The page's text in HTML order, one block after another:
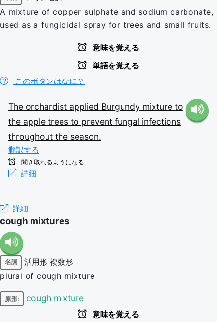
A mixture of copper sulphate and sodium carbonate,
used as a fungicidal spray for trees and small fruits.
意味を覚える
単語を覚える
このボタンはなに？
The orchardist applied Burgundy mixture to
the apple trees to prevent fungal infections
throughout the season.
翻訳する
聞き取れるようになる
詳細
詳細
cough mixtures
名詞 活用形 複数形
plural of cough mixture
原形: cough mixture
意味を覚える